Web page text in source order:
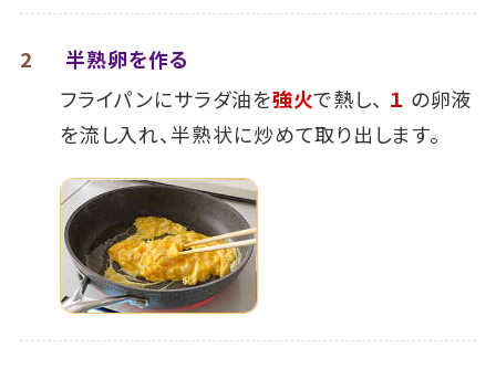
2
半熟卵を作る
フライパンにサラダ油を強火で熱し、 １ の卵液
を流し入れ、半熟状に炒めて取り出します。